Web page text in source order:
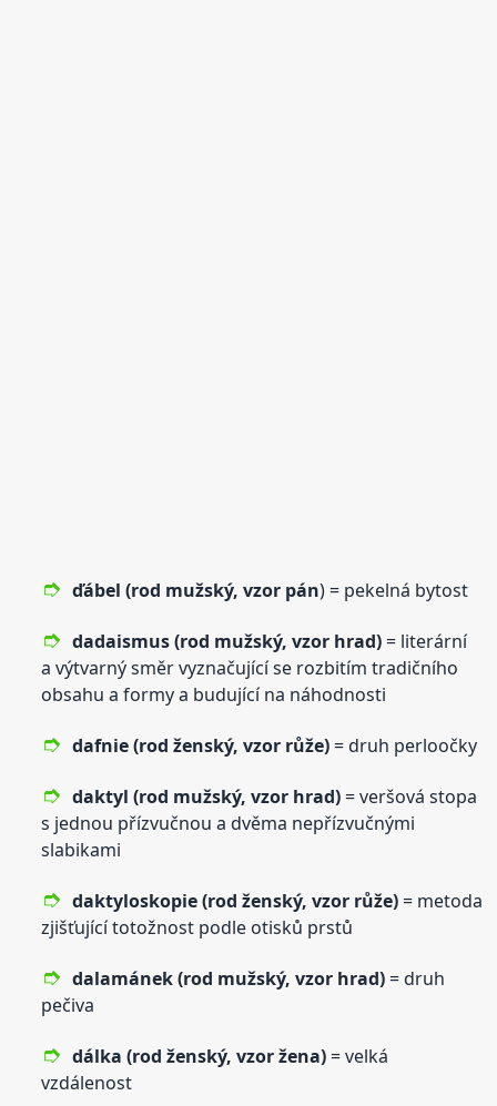
ďábel (rod mužský,vzor pán) = pekelná bytost
dadaismus (rod mužský,vzor hrad)= literární
a výtvarný směr vyznačující se rozbitím tradičního
obsahu a formy a budující na náhodnosti
dafnie (rod ženský,vzor růže)= druh perloočky
daktyl (rod mužský,vzor hrad)= veršová stopa
s jednou přízvučnou a dvěma nepřízvučnými
slabikami
daktyloskopie (rod ženský,vzor růže)= metoda
zjišťující totožnost podle otisků prstů
dalamánek (rod mužský,vzor hrad)= druh
pečiva
dálka (rod ženský,vzoržena)= velká
vzdálenost